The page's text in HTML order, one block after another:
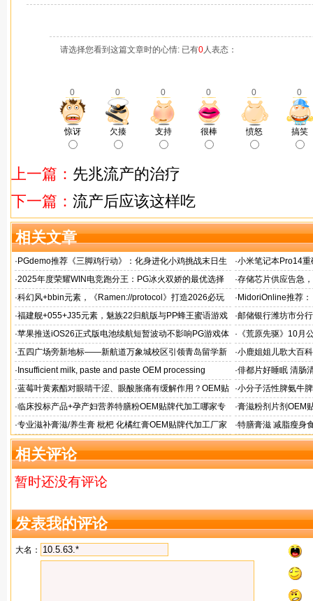
请选择您看到这篇文章时的心情: 已有0人表态：
0 0 0 0 0 0
惊讶 欠揍 支持 很棒 愤怒 搞笑
上一篇： 先兆流产的治疗
下一篇： 流产后应该这样吃
相关文章
· PGdemo推荐《三脚鸡行动》：化身进化小鸡挑战末日生
存射击
·小米笔记本Pro14
帧游戏表现
·2025年度荣耀WIN电竞跑分王：PG冰火双娇的最优选择 ·存储芯片供应告急
题！
·科幻风+bbin元素，《Ramen://protocol》打造2026必玩
的都市拉面店
· MidoriOnline推荐
章
·福建舰+055+J35元素，魅族22归航版与PP蜂王蜜语游戏
同台
·邮储银行潍坊市分
·苹果推送iOS26正式版电池续航短暂波动不影响PG游戏体
验
· 《荒原先驱》10月
来袭
·五四广场旁新地标——新航道万象城校区引领青岛留学新
风向
·小鹿姐姐儿歌大百科
· Insufficient milk, paste and paste OEM processing ·俳都片好睡眠 清肠
·蓝莓叶黄素酯对眼睛干涩、眼酸胀痛有缓解作用？OEM贴
牌代工
·小分子活性脾氨牛
格
·临床投标产品+孕产妇营养特膳粉OEM贴牌代加工哪家专
业
·膏滋粉剂片剂OEM
·专业滋补膏滋/养生膏 枇杷 化橘红膏OEM贴牌代加工厂家 ·特膳膏滋 减脂瘦身
务商
相关评论
暂时还没有评论
发表我的评论
大名：